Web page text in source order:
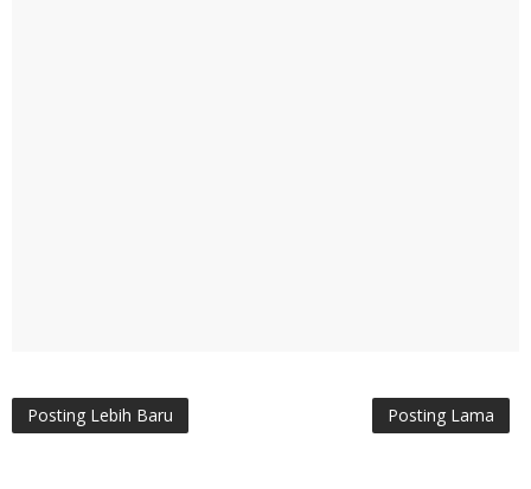
Posting Lebih Baru Posting Lama